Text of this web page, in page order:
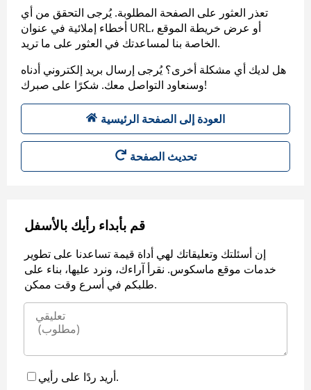
تعذر العثور على الصفحة المطلوبة. يُرجى التحقق من أي
أخطاء إملائية في عنوان URL، أو عرض خريطة الموقع
الخاصة بنا لمساعدتك في العثور على ما تريد.
هل لديك أي مشكلة أخرى؟ يُرجى إرسال بريد إلكتروني أدناه
وسنعاود التواصل معك. شكرًا على صبرك!
العودة إلى الصفحة الرئيسية
تحديث الصفحة
قم بأبداء رأيك بالأسفل
إن أسئلتك وتعليقاتك لهي أداة قيمة تساعدنا على تطوير
خدمات موقع ماسكوس. نقرأ آراءك، ونرد عليها، بناء على
طلبكم في أسرع وقت ممكن.
أريد ردًا على رأيي.